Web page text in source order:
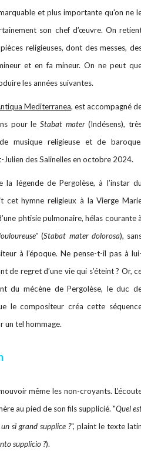
et plus importante qu'on ne
son chef d’œuvre. On
religieuses, dont des messes,
et en fa mineur. On ne peut
les années suivantes.
Mediterranea, est accompagné
pour le Stabat mater(Indésens),
musique religieuse et de baroque.
Julien des Salinelles en octobre 2024.
légende de Pergolèse, à l’instar du
hymne religieux à la Vierge
phtisie pulmonaire, hélas courante à
(Stabat mater dolorosa),
à l’époque. Ne pense-t-il pas à lui-
de regret d’une vie qui s’éteint ? Or,
du mécène de Pergolèse, le duc
le compositeur créa cette
un tel hommage.
même les non-croyants.
au pied de son fils supplicié. "Quel
si grand supplice ?", plaint le texte latin
supplicio ?).